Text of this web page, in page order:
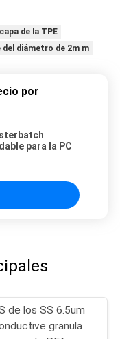
de la TPE
diámetro de 2m m
por
para la PC
de los SS 6.5um
granula